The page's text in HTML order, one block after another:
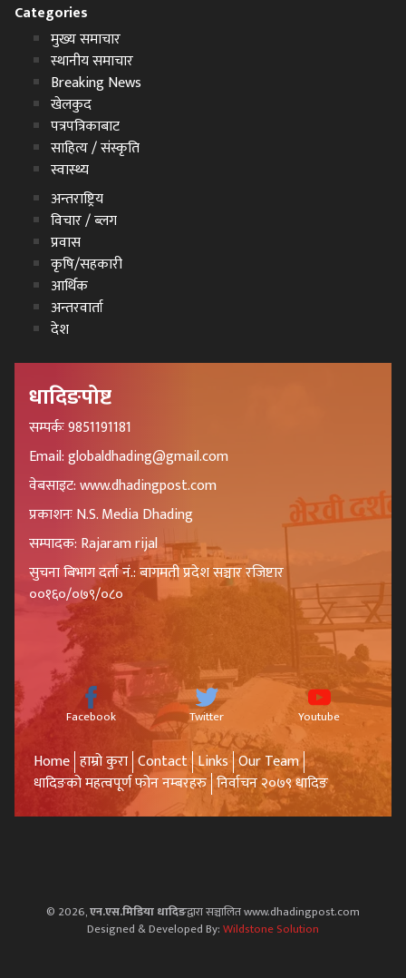
Categories
मुख्य समाचार
स्थानीय समाचार
Breaking News
खेलकुद
पत्रपत्रिकाबाट
साहित्य / संस्कृति
स्वास्थ्य
अन्तराष्ट्रिय
विचार / ब्लग
प्रवास
कृषि/सहकारी
आर्थिक
अन्तरवार्ता
देश
धादिङपोष्ट
सम्पर्कः 9851191181
Email: globaldhading@gmail.com
वेबसाइट: www.dhadingpost.com
प्रकाशनः N.S. Media Dhading
सम्पादक: Rajaram rijal
सुचना बिभाग दर्ता नं.: बागमती प्रदेश सञ्चार रजिष्टार
००१६०/०७९/०८०
Facebook Twitter Youtube
Home हाम्रो कुरा Contact Links Our Team
धादिङको महत्वपूर्ण फोन नम्बरहरु निर्वाचन २०७९ धादिङ
© 2026,एन.एस.मिडिया धादिङद्वारा सञ्चालित www.dhadingpost.com
Designed & Developed By:Wildstone Solution